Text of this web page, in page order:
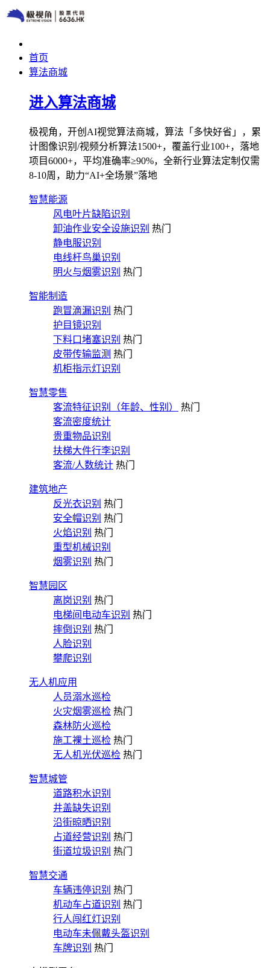
首页
算法商城
进入算法商城
极视角，开创AI视觉算法商城，算法「多快好省」，累
计图像识别/视频分析算法1500+，覆盖行业100+，落地
项目6000+，平均准确率≥90%，全新行业算法定制仅需
8-10周，助力“AI+全场景”落地
智慧能源
风电叶片缺陷识别
卸油作业安全设施识别 热门
静电服识别
电线杆鸟巢识别
明火与烟雾识别 热门
智能制造
跑冒滴漏识别 热门
护目镜识别
下料口堵塞识别 热门
皮带传输监测 热门
机柜指示灯识别
智慧零售
客流特征识别（年龄、性别）
热门
客流密度统计
贵重物品识别
扶梯大件行李识别
客流/人数统计 热门
建筑地产
反光衣识别 热门
安全帽识别 热门
火焰识别 热门
重型机械识别
烟雾识别 热门
智慧园区
离岗识别 热门
电梯间电动车识别 热门
摔倒识别 热门
人脸识别
攀爬识别
无人机应用
人员溺水巡检
火灾烟雾巡检 热门
森林防火巡检
施工裸土巡检 热门
无人机光伏巡检 热门
智慧城管
道路积水识别
井盖缺失识别
沿街晾晒识别
占道经营识别 热门
街道垃圾识别 热门
智慧交通
车辆违停识别 热门
机动车占道识别 热门
行人闯红灯识别
电动车未佩戴头盔识别
车牌识别 热门